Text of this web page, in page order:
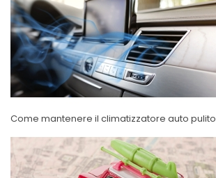
Come mantenere il climatizzatore auto pulito